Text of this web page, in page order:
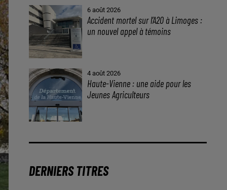
6 août 2026
Accident mortel sur l’A20 à Limoges :
un nouvel appel à témoins
4 août 2026
Haute-Vienne : une aide pour les
Jeunes Agriculteurs
DERNIERS TITRES